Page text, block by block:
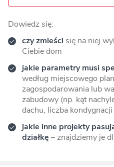
Dowiedz się:
czy zmieści się na niej
Ciebie dom
jakie parametry musi
według miejscowego
zagospodarowania lub
zabudowy (np. kąt
dachu, liczba
jakie inne projekty
działkę – znajdziemy je